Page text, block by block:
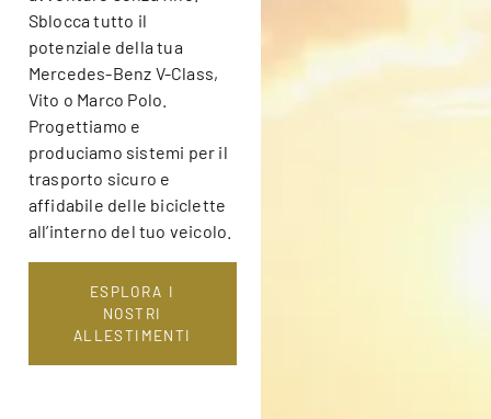
Sblocca tutto il
potenziale della tua
Mercedes-Benz V-Class,
Vito o Marco Polo.
Progettiamo e
produciamo sistemi per il
trasporto sicuro e
affidabile delle biciclette
all’interno del tuo veicolo.
ESPLORA I
NOSTRI
ALLESTIMENTI